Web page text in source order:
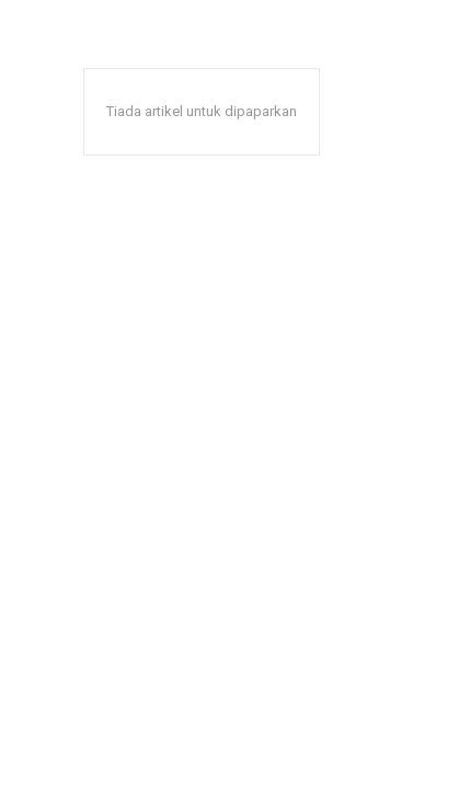
Tiada artikel untuk dipaparkan